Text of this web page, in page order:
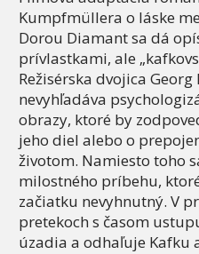
Kumpfmüllera o láske
Dorou Diamant sa dá
prívlastkami, ale
Režisérska dvojica
nevyhľadáva
obrazy, ktoré by
jeho diel alebo o
životom. Namiesto toho
milostného príbehu,
začiatku nevyhnutný. V
pretekoch s časom
úzadia a odhaľuje Kafku